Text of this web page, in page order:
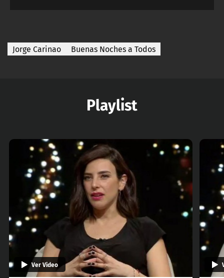
Jorge Carinao Buenas Noches a Todos
Playlist
Ver Video